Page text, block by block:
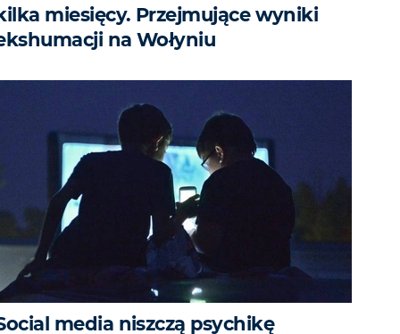
miesięcy. Przejmujące wyniki
na Wołyniu
media niszczą psychikę